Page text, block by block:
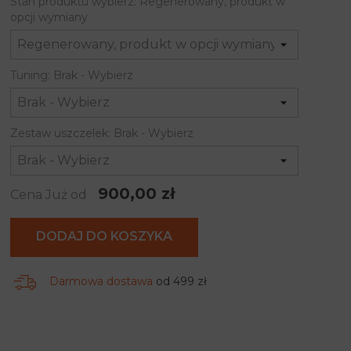
opcji wymiany
Tuning: Brak - Wybierz
Zestaw uszczelek: Brak - Wybierz
Cena Już od 900,00 zł
DODAJ DO KOSZYKA
Darmowa dostawa od 499 zł